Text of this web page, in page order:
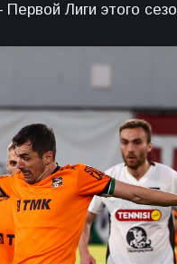
–
Лиги этого